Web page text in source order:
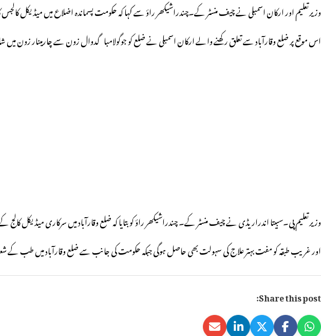
وزیرتعلیم اور ارکان اسمبلی نے چیف منسٹر کے۔چندراشیکھر راؤ سے کہا کہ حکومت پسماندہ اضلاع میں میڈیکل
اس موقع پر ضلع وقارآباد سے تعلق رکھنے والے ارکان اسمبلی نے ضلع کو جوگولامبا گدوال زون سے چارمینار زون
وزیرتعلیم پی۔سبیتا اندراریڈی نے چیف منسٹر کے۔ چندراشیکھر راؤ کو بتایا کہ ضلع وقارآباد میں سرکاری میڈیکل
اور غریب طبقہ کو مفت بہتر علاج کی سہولت بھی حاصل ہوگی جبکہ حکومت کی جانب سے ضلع وقارآباد میں طب کے
Share this post: